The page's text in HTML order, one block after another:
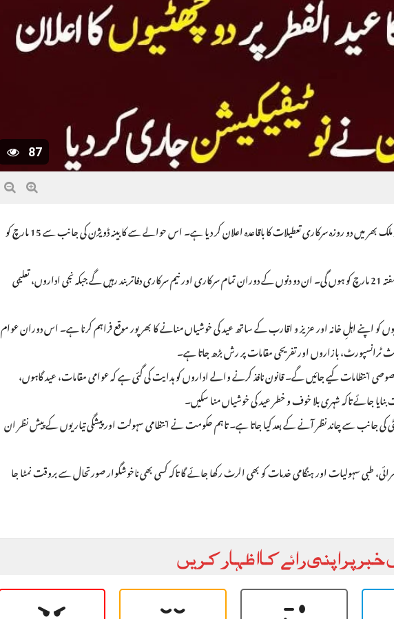
87
اسلام آباد: وفاقی حکومت نے عید الفطر کے پُرمسرت موقع پر ملک بھر میں دو روزہ سرکاری تعطیلات کا باقاعدہ اعلان کر دیا ہے۔ اس حوالے سے کابینہ ڈویژن کی جانب سے 15 مارچ کو
نوٹیفکیشن کے مطابق عید الفطر کی تعطیلات جمعہ 20 مارچ اور ہفتہ 21 مارچ کو ہوں گی۔ ان دو دنوں کے دوران تمام سرکاری اور نیم سرکاری دفاتر بند رہیں گے جبکہ نجی اداروں، تعلیمی
کو اپنے اہلِ خانہ اور عزیز و اقارب کے ساتھ عید کی خوشیاں منانے کا بھرپور موقع فراہم کرنا ہے۔ اس دوران عوام
ٹرانسپورٹ، بازاروں اور تفریحی مقامات پر رش بڑھ جاتا ہے۔
انتظامات کیے جائیں گے۔ قانون نافذ کرنے والے اداروں کو ہدایت کی گئی ہے کہ عوامی مقامات، عید گاہوں،
جائے تاکہ شہری بلا خوف و خطر عید کی خوشیاں منا سکیں۔
کی جانب سے چاند نظر آنے کے بعد کیا جاتا ہے۔ تاہم حکومت نے انتظامی سہولت اور پیشگی تیاریوں کے پیش نظر ان
طبی سہولیات اور ہنگامی خدمات کو بھی الرٹ رکھا جائے گا تاکہ کسی بھی ناخوشگوار صورتحال سے بروقت نمٹا جا
پر اپنی رائے کا اظہار کریں